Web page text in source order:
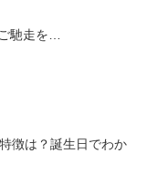
馳走を…
徴は？誕生日でわか